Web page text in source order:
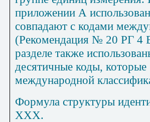
приложении А
совпадают с кодами
(Рекомендация № 20 РГ
разделе также
десятичные коды, которые
международной
Формула структуры
XXX.